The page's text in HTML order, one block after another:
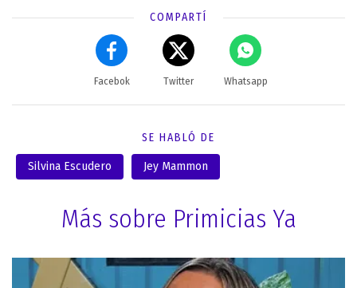
COMPARTÍ
Facebok Twitter Whatsapp
SE HABLÓ DE
Silvina Escudero Jey Mammon
Más sobre Primicias Ya